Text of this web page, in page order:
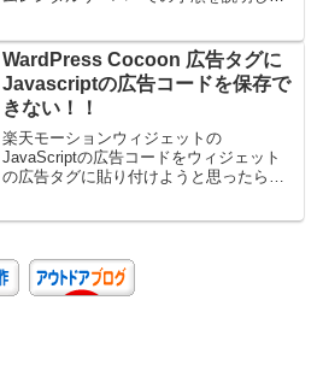
Naviからサーバーにログインレンタル
サ...
WardPress Cocoon 広告タグに
Javascriptの広告コードを保存で
きない！！
楽天モーションウィジェットの
JavaScriptの広告コードをウィジェット
の広告タグに貼り付けようと思ったら全
してください！